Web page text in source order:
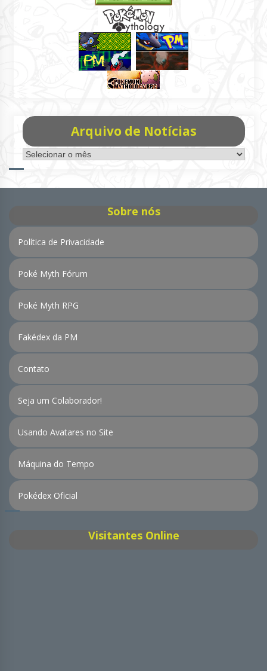
Arquivo de Notícias
Arquivo
de
Sobre nós
Política de Privacidade
Poké Myth Fórum
Poké Myth RPG
Fakédex da PM
Contato
Seja um Colaborador!
Usando Avatares no Site
Máquina do Tempo
Pokédex Oficial
Visitantes Online